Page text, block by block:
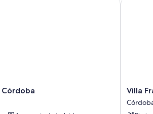
Villa
Fraskito
Iznájar
Villa